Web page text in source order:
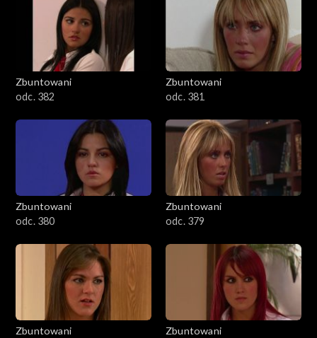
Zbuntowani
odc. 382
Zbuntowani
odc. 381
Zbuntowani
odc. 380
Zbuntowani
odc. 379
Zbuntowani
Zbuntowani